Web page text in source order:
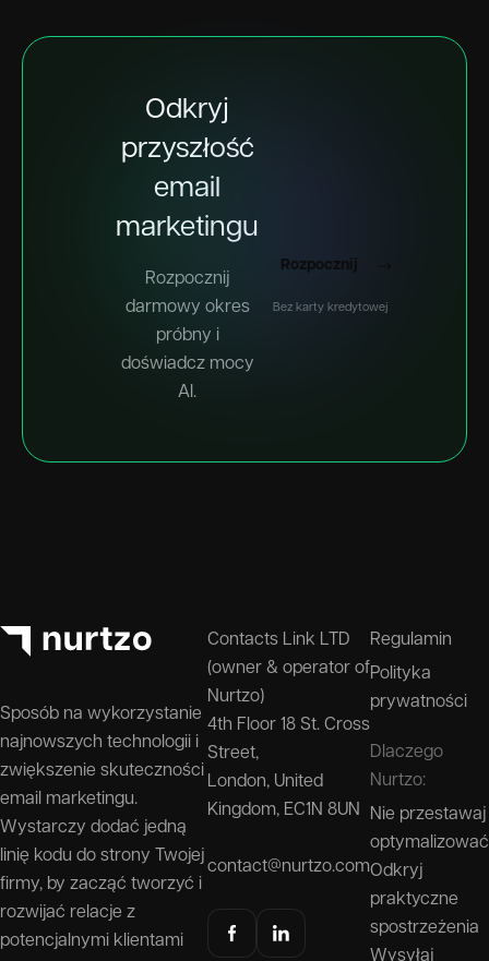
Odkryj
przyszłość
email
marketingu
Rozpocznij
darmowy okres
próbny i
doświadcz mocy
AI.
Rozpocznij
Bez karty kredytowej
Sposób na wykorzystanie
najnowszych technologii i
zwiększenie skuteczności
email marketingu.
Wystarczy dodać jedną
linię kodu do strony Twojej
firmy, by zacząć tworzyć i
rozwijać relacje z
potencjalnymi klientami
Contacts Link LTD
(owner & operator of
Nurtzo)
4th Floor 18 St. Cross
Street,
London, United
Kingdom, EC1N 8UN
contact@nurtzo.com
Regulamin
Polityka
prywatności
Dlaczego
Nurtzo:
Nie przestawaj
optymalizować
Odkryj
praktyczne
spostrzeżenia
Wysyłaj